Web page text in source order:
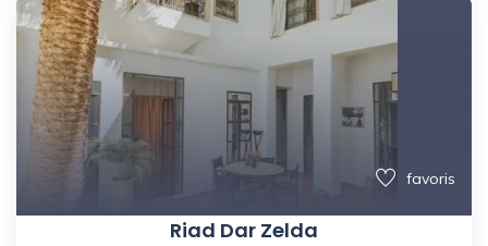
favoris
Riad Dar Zelda